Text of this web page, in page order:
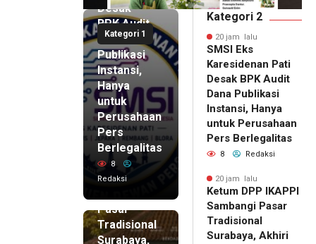
Kategori 1
Desak
BPK Audit
Dana
Publikasi
Instansi,
Hanya
untuk
Perusahaan
Pers
Berlegalitas
8
Redaksi
20 jam lalu
Ketum
DPP
IKAPPI
Pasar
Tradisional
Surabaya,
Kategori 2
20 jam lalu
SMSI Eks
Karesidenan Pati
Desak BPK Audit
Dana Publikasi
Instansi, Hanya
untuk Perusahaan
Pers Berlegalitas
8 Redaksi
20 jam lalu
Ketum DPP IKAPPI
Sambangi Pasar
Tradisional
Surabaya, Akhiri